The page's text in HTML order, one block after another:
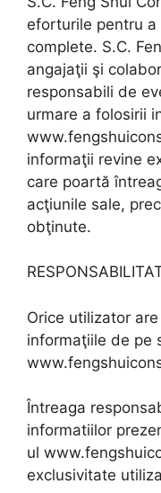
eforturile pentru
complete. S.C.
angajaţii şi
responsabili de
urmare a folosirii
informaţii revine
care poartă
acţiunile sale,
obţinute.
Orice utilizator
informaţiile de pe
Întreaga
informatiilor
ul
exclusivitate